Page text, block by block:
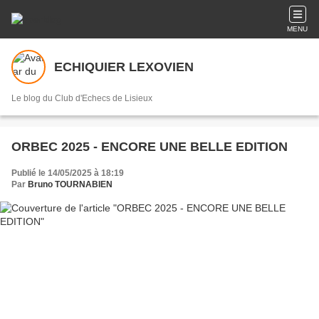
MENU
ECHIQUIER LEXOVIEN
Le blog du Club d'Echecs de Lisieux
ORBEC 2025 - ENCORE UNE BELLE EDITION
Publié le 14/05/2025 à 18:19
Par Bruno TOURNABIEN